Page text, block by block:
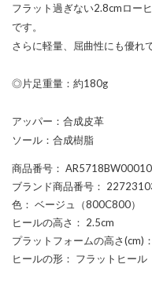
フラット過ぎない2.8cmロー
です。
さらに軽量、屈曲性にも優れ
◎片足重量：約180g
アッパー：合成皮革
ソール：合成樹脂
商品番号 ：
ブランド商品番号 ：
色 ： ベージュ（800C800）
ヒールの高さ ： 2.5cm
プラットフォームの高さ(cm)
ヒールの形 ： フラットヒール